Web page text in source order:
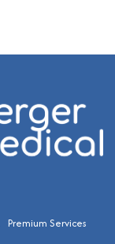
Premium Services